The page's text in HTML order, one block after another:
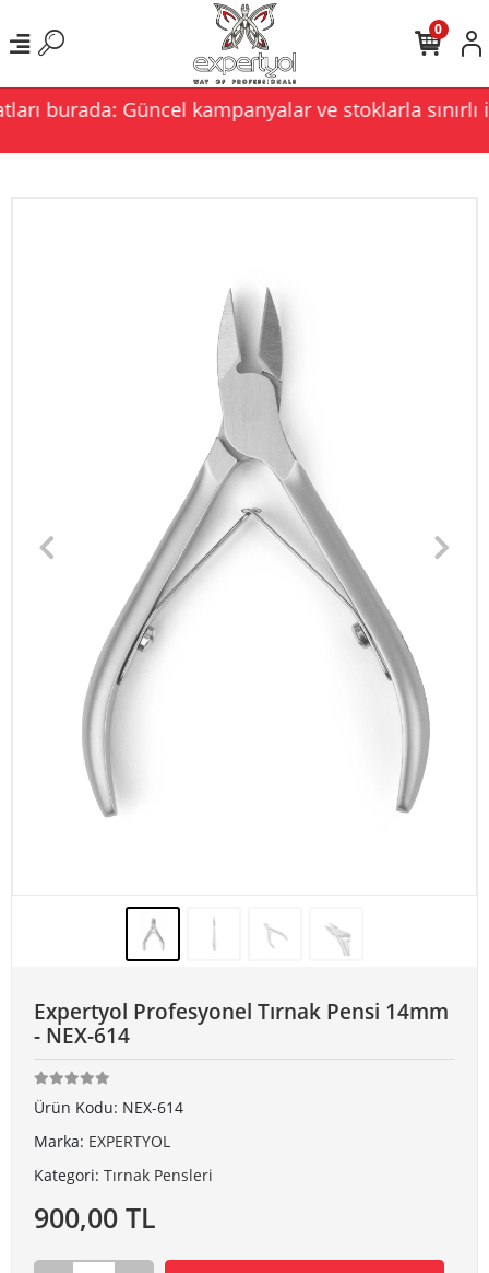
burada: Güncel kampanyalar ve stoklarla
0
Expertyol Profesyonel Tırnak Pensi 14mm
- NEX-614
Ürün Kodu: NEX-614
Marka: EXPERTYOL
Kategori: Tırnak Pensleri
900,00 TL